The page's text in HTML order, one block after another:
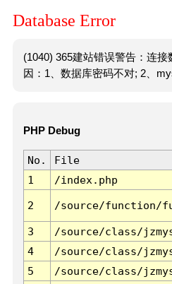
Database Error
(1040) 365建站错误警告：连
因：1、数据库密码不对; 2、
PHP Debug
No. File
1
/index.php
2 /source/function/
3 /source/class/
4
/source/class/
5
/source/class/